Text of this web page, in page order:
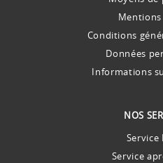
Mentions
Conditions
Données
Informations
NOS
Service
Service